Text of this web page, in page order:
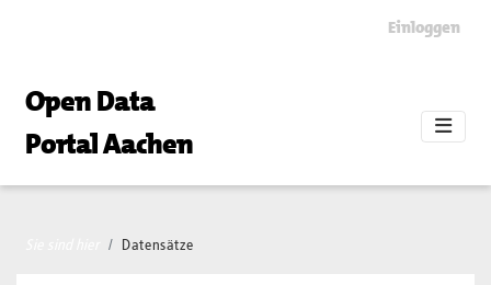
Einloggen
Open Data
Portal Aachen
Datensätze